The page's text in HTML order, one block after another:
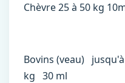
Chèvre 25 à 50 kg
Bovins (veau)
kg 30 ml